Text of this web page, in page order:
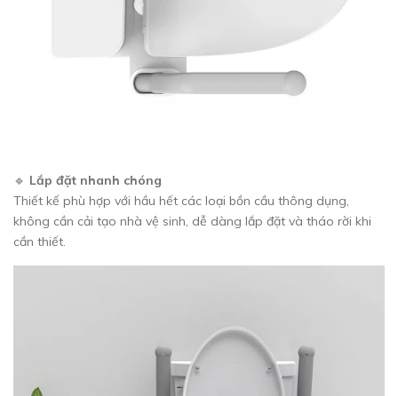
🔹 Lắp đặt nhanh chóng
Thiết kế phù hợp với hầu hết các loại bồn cầu thông dụng,
không cần cải tạo nhà vệ sinh, dễ dàng lắp đặt và tháo rời khi
cần thiết.